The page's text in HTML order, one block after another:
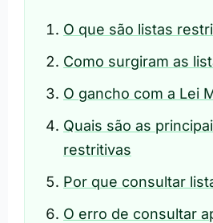
O que são listas
Como surgiram as
O gancho com a Lei
Quais são as
restritivas
Por que consultar
O erro de consultar